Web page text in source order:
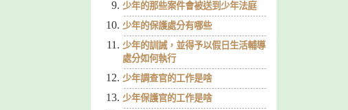
少年的那些案件會被送到少年法庭
少年的保護處分有哪些
少年的訓誡，並得予以假日生活輔導
處分如何執行
少年調查官的工作是啥
少年保護官的工作是啥